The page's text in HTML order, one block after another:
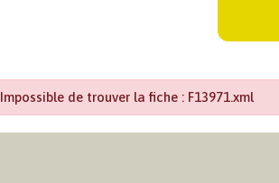
Impossible de trouver la fiche : F13971.xml